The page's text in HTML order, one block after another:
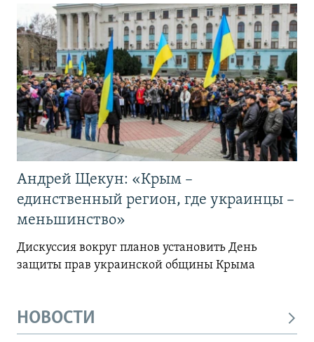
Андрей Щекун: «Крым –
единственный регион, где украинцы –
меньшинство»
Дискуссия вокруг планов установить День
защиты прав украинской общины Крыма
НОВОСТИ